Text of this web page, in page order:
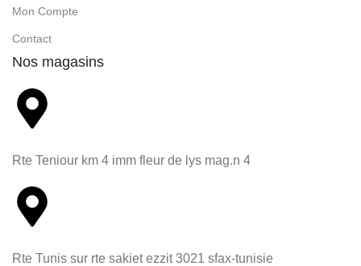
Mon Compte
Contact
Nos magasins
Rte Teniour km 4 imm fleur de lys mag.n 4
Rte Tunis sur rte sakiet ezzit 3021 sfax-tunisie